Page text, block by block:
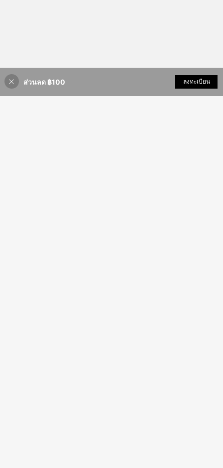
เพิ่มเข้ารถเข็น
ส่วนลด ฿100 ลงทะเบียน